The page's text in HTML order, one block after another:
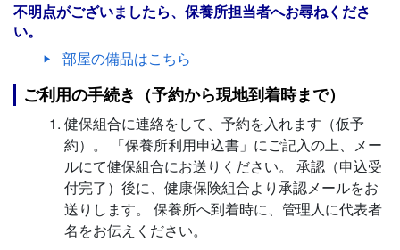
不明点がございましたら、保養所担当者へお尋ねくださ
い。
部屋の備品はこちら
ご利用の手続き（予約から現地到着時まで）
健保組合に連絡をして、予約を入れます（仮予
約）。 「保養所利用申込書」にご記入の上、メー
ルにて健保組合にお送りください。 承認（申込受
付完了）後に、健康保険組合より承認メールをお
送りします。 保養所へ到着時に、管理人に代表者
名をお伝えください。